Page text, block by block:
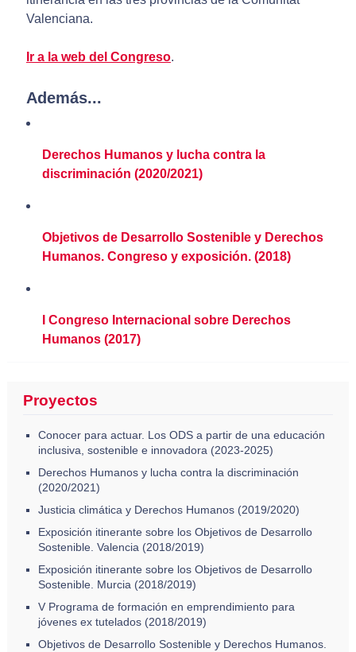
Valenciana.
Ir a la web del Congreso.
Además...
Derechos Humanos y lucha contra la
discriminación (2020/2021)
Objetivos de Desarrollo Sostenible y Derechos
Humanos. Congreso y exposición. (2018)
I Congreso Internacional sobre Derechos
Humanos (2017)
Proyectos
Conocer para actuar. Los ODS a partir de una educación
inclusiva, sostenible e innovadora (2023-2025)
Derechos Humanos y lucha contra la discriminación
(2020/2021)
Justicia climática y Derechos Humanos (2019/2020)
Exposición itinerante sobre los Objetivos de Desarrollo
Sostenible. Valencia (2018/2019)
Exposición itinerante sobre los Objetivos de Desarrollo
Sostenible. Murcia (2018/2019)
V Programa de formación en emprendimiento para
jóvenes ex tutelados (2018/2019)
Objetivos de Desarrollo Sostenible y Derechos Humanos.